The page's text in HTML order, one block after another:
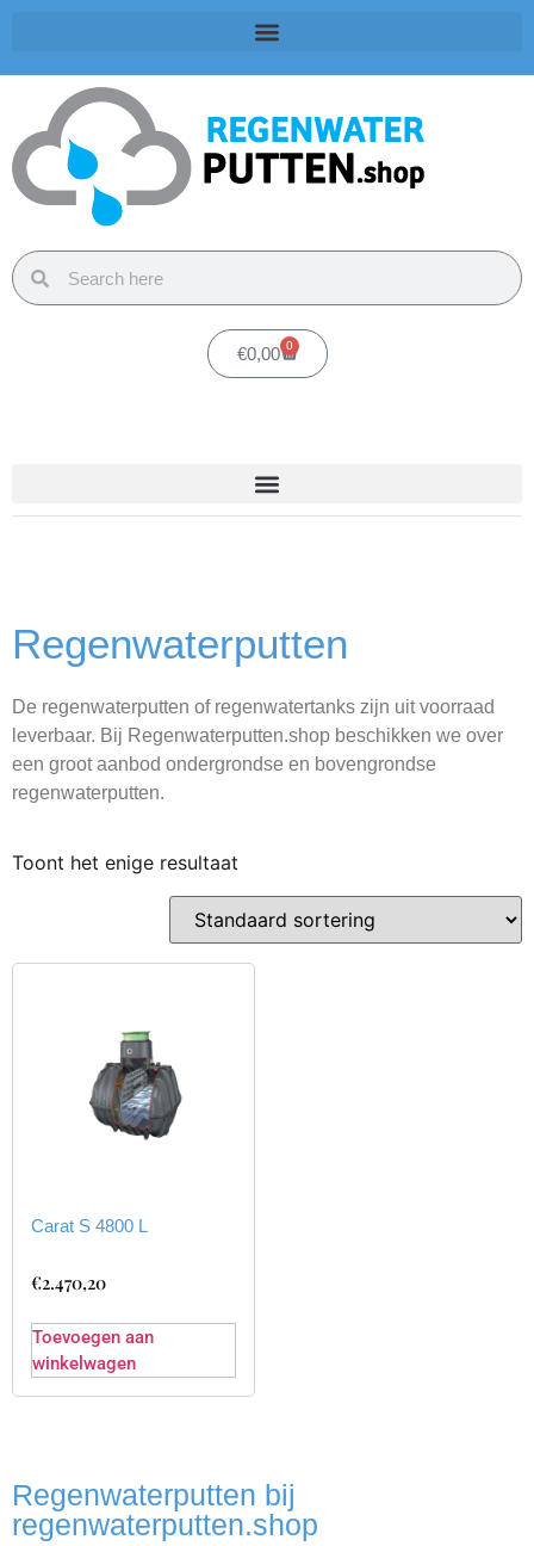
€0,00 0
Regenwaterputten
De regenwaterputten of regenwatertanks zijn uit voorraad
leverbaar. Bij Regenwaterputten.shop beschikken we over
een groot aanbod ondergrondse en bovengrondse
regenwaterputten.
Toont het enige resultaat
Carat S 4800 L
€2.470,20
Toevoegen aan
winkelwagen
Regenwaterputten bij
regenwaterputten.shop